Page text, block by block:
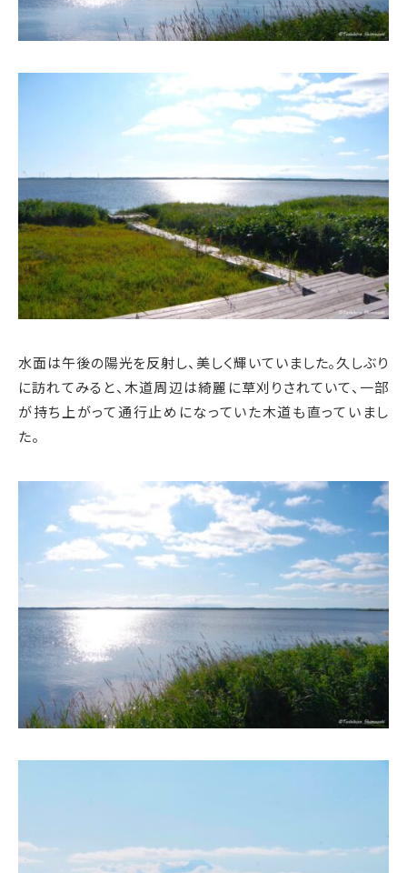
水面は午後の陽光を反射し、美しく輝いていました。久しぶり
に訪れてみると、木道周辺は綺麗に草刈りされていて、一部
が持ち上がって通行止めになっていた木道も直っていまし
た。